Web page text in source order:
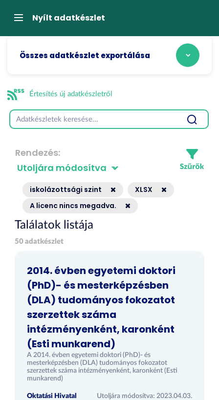
átugrásaNavigációNyílt adatkészlet
Összes adatkészlet exportálása
Értesítés új adatkészletről
Rendezés
iskolázottsági szint
XLSX
A licenc nincs megadva.
Találatok listája
50 adatkészlet
2014. évben egyetemi doktori
(PhD)- és mesterképzésben
(DLA) tudományos fokozatot
szerzettek száma
intézményenként, karonként
(Esti munkarend)
A 2014. évben egyetemi doktori (PhD)- és
mesterképzésben (DLA) tudományos fokozatot
szerzettek száma intézményenként, karonként (Esti
munkarend)
Oktatási Hivatal Utoljára módosítva: 2023.04.03.